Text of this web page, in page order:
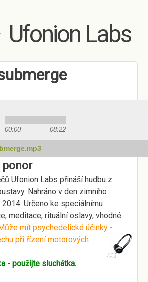
to main content
Ufonion Labs
00:00 08:22
ponor
Ufonion Labs přináší hudbu z
Nahráno v den zimního
2014. Určeno ke speciálnímu
meditace, rituální oslavy, vhodné
mít psychedelické účinky -
při řízení motorových
- použijte sluchátka.